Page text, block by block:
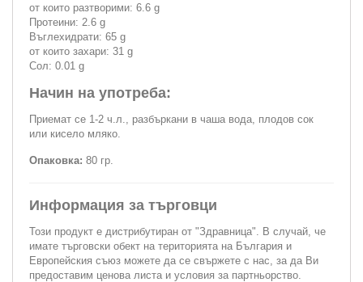
от които разтворими: 6.6 g
Протеини: 2.6 g
Въглехидрати: 65 g
от които захари: 31 g
Сол: 0.01 g
Начин на употреба:
Приемат се 1-2 ч.л., разбъркани в чаша вода, плодов сок
или кисело мляко.
Опаковка: 80 гр.
Информация за търговци
Този продукт е дистрибутиран от "Здравница". В случай, че
имате търговски обект на територията на България и
Европейския съюз можете да се свържете с нас, за да Ви
предоставим ценова листа и условия за партньорство.